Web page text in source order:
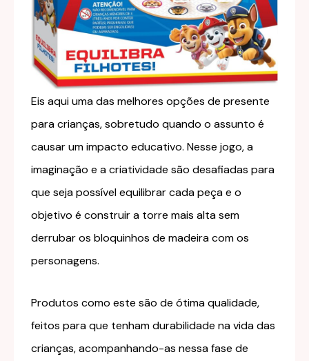
Eis aqui uma das melhores opções de presente
para crianças, sobretudo quando o assunto é
causar um impacto educativo. Nesse jogo, a
imaginação e a criatividade são desafiadas para
que seja possível equilibrar cada peça e o
objetivo é construir a torre mais alta sem
derrubar os bloquinhos de madeira com os
personagens.
Produtos como este são de ótima qualidade,
feitos para que tenham durabilidade na vida das
crianças, acompanhando-as nessa fase de